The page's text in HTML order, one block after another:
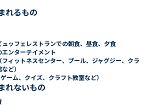
れるもの
ッフェレストランでの朝食、昼食、夕食
ンターテイメント
ィットネスセンター、プール、ジャグジー、クラ
ど）
ーム、クイズ、クラフト教室など）
れないもの